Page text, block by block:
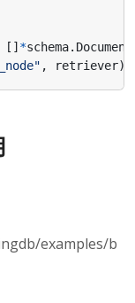
[] *schema. Document
, retriever)
examples/b